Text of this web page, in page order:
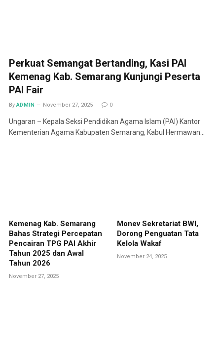
Perkuat Semangat Bertanding, Kasi PAI
Kemenag Kab. Semarang Kunjungi Peserta
PAI Fair
By ADMIN November 27, 2025 0
Ungaran – Kepala Seksi Pendidikan Agama Islam (PAI) Kantor
Kementerian Agama Kabupaten Semarang, Kabul Hermawan…
Kemenag Kab. Semarang
Bahas Strategi Percepatan
Pencairan TPG PAI Akhir
Tahun 2025 dan Awal
Tahun 2026
November 27, 2025
Monev Sekretariat BWI,
Dorong Penguatan Tata
Kelola Wakaf
November 24, 2025